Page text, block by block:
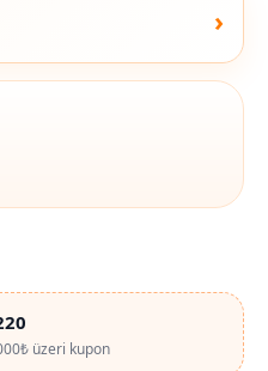
›
üzeri kupon